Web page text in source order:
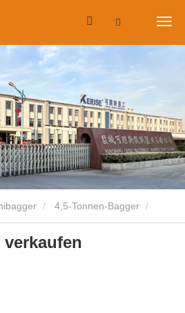
4,5-Tonnen-Bagger